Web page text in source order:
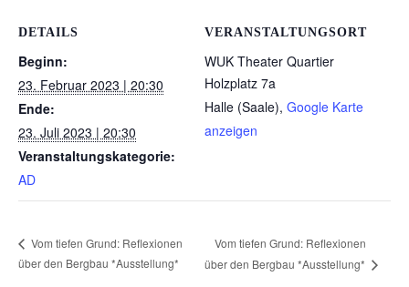
DETAILS
Beginn:
23. Februar 2023 | 20:30
Ende:
23. Juli 2023 | 20:30
Veranstaltungskategorie:
AD
VERANSTALTUNGSORT
WUK Theater Quartier
Holzplatz 7a
Halle (Saale), Google Karte
anzeigen
Vom tiefen Grund: Reflexionen
über den Bergbau *Ausstellung*
Vom tiefen Grund: Reflexionen
über den Bergbau *Ausstellung*